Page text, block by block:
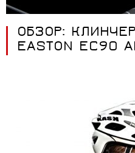
ОБЗОР:
EASTON EC90